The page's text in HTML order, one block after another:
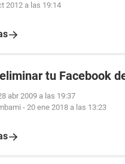
2012 a las 19:14
tu Facebook
abr 2009 a las 19:37
- 20 ene 2018 a las 13:23